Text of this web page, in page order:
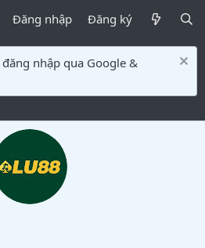
Đăng nhập Đăng ký
nhập qua Google &